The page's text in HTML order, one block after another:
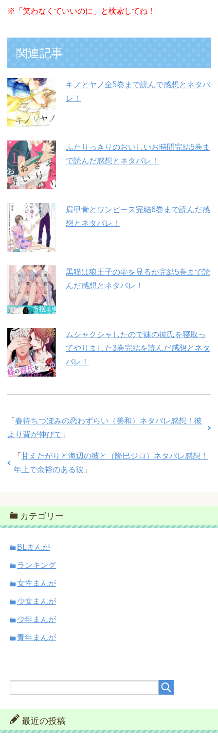
※ 「笑わなくていいのに」と検索してね！
関連記事
キノとヤノ全5巻まで読んで感想とネタバ
レ！
ふたりっきりのおいしいお時間完結5巻ま
で読んだ感想とネタバレ！
肩甲骨とワンピース完結6巻まで読んだ感
想とネタバレ！
黒猫は狼王子の夢を見るか完結5巻まで読
んだ感想とネタバレ！
ムシャクシャしたので妹の彼氏を寝取っ
てやりました3巻完結を読んだ感想とネタ
バレ！
「 春待ちつぼみの恋わずらい（美和）ネタバレ感想！彼
より背が伸びて 」
「 甘えたがりと海辺の彼と（隆巳ジロ）ネタバレ感想！
年上で余裕のある彼 」
カテゴリー
BLまんが
ランキング
女性まんが
少女まんが
少年まんが
青年まんが
最近の投稿